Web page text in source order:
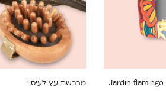
מברשת עץ לעיסוי